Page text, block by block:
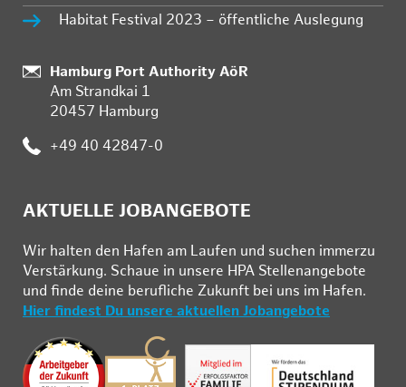
Habitat Festival 2023 – öffentliche Auslegung
Standort:
Hamburg Port Authority AöR
Am Strandkai 1
20457 Hamburg
Telefon:
+49 40 42847-0
AKTUELLE JOBANGEBOTE
Wir hal­ten den Ha­fen am Lau­fen und su­chen im­mer­zu
Ver­stär­kung. Schau­e in un­se­re HPA Stel­len­an­ge­bo­te
und fin­de deine be­ruf­li­che Zu­kunft bei uns im Ha­fen.
Hier findest Du unsere aktuellen Jobangebote